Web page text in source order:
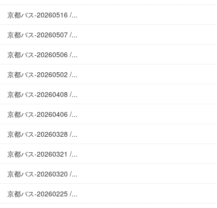
京都バス-20260516 /...
京都バス-20260507 /...
京都バス-20260506 /...
京都バス-20260502 /...
京都バス-20260408 /...
京都バス-20260406 /...
京都バス-20260328 /...
京都バス-20260321 /...
京都バス-20260320 /...
京都バス-20260225 /...